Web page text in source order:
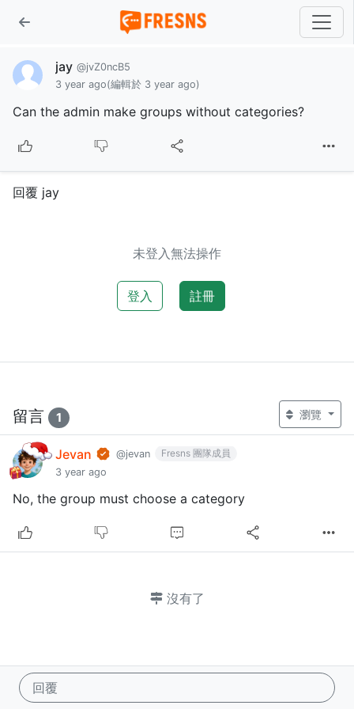
jay @jvZ0ncB5
3 year ago(編輯於 3 year ago)
Can the admin make groups without categories?
回覆
回覆 jay
未登入無法操作
登入 註冊
留言 1 瀏覽
Jevan @jevan
Fresns 團隊成員
3 year ago
No, the group must choose a category
沒有了